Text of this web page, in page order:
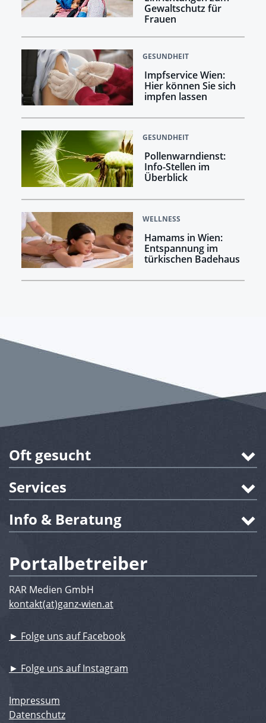
Gewaltschutz für
Frauen
GESUNDHEIT
Impfservice Wien:
Hier können Sie sich
impfen lassen
GESUNDHEIT
Pollenwarndienst:
Info-Stellen im
Überblick
WELLNESS
Hamams in Wien:
Entspannung im
türkischen Badehaus
Oft gesucht
Services
Info & Beratung
Portalbetreiber
RAR Medien GmbH
kontakt(at)ganz-wien.at
► Folge uns auf Facebook
► Folge uns auf Instagram
Impressum
Datenschutz